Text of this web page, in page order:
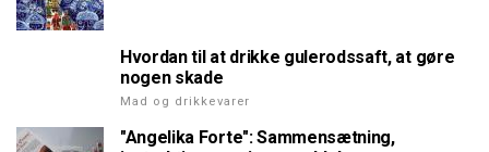
Hvordan til at drikke gulerodssaft, at gøre
nogen skade
Mad og drikkevarer
"Angelika Forte": Sammensætning,